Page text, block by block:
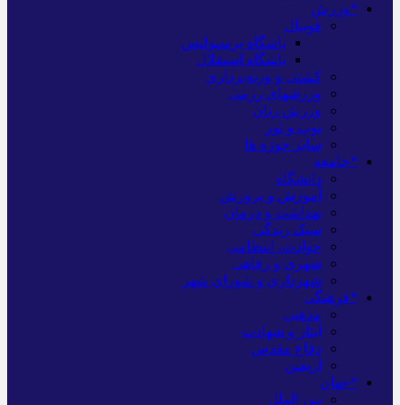
*ورزش
فوتبال
باشگاه پرسپولیس
باشگاه استقلال
کشتی و وزنه‌برداری
ورزشهای رزمی
ورزش زنان
توپ و تور
سایر حوزه ها
*جامعه
دانشگاه
آموزش و پرورش
بهداشت و درمان
سبک زندگی
حوادث، انتظامی
شهری و رفاهی
شهرداری و شورای شهر
*فرهنگی
مذهبی
ایثار و شهادت
دفاع مقدس
اربعین
*جهان
بین الملل